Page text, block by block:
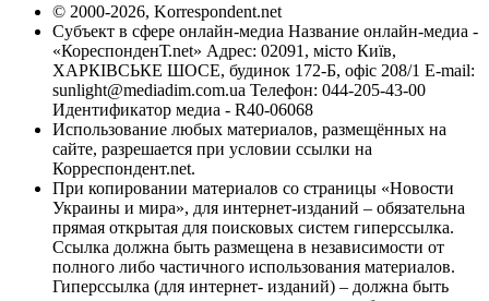
© 2000-2026, Korrespondent.net
Субъект в сфере онлайн-медиа Название онлайн-медиа -
«КореспонденТ.net» Адрес: 02091, місто Київ,
ХАРКІВСЬКЕ ШОСЕ, будинок 172-Б, офіс 208/1 E-mail:
sunlight@mediadim.com.ua Телефон: 044-205-43-00
Идентификатор медиа - R40-06068
Использование любых материалов, размещённых на
сайте, разрешается при условии ссылки на
Корреспондент.net.
При копировании материалов со страницы «Новости
Украины и мира», для интернет-изданий – обязательна
прямая открытая для поисковых систем гиперссылка.
Ссылка должна быть размещена в независимости от
полного либо частичного использования материалов.
Гиперссылка (для интернет- изданий) – должна быть